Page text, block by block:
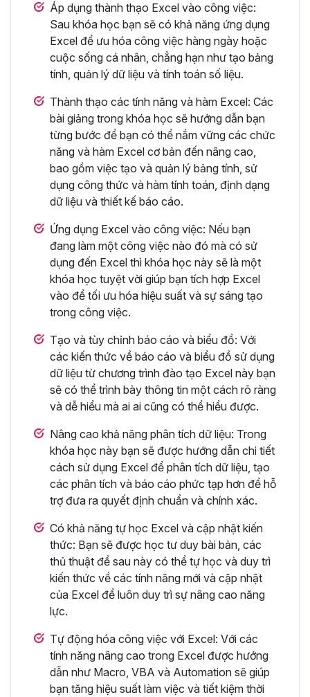
Áp dụng thành thạo Excel vào công việc:
Sau khóa học bạn sẽ có khả năng ứng dụng
Excel để ưu hóa công việc hàng ngày hoặc
cuộc sống cá nhân, chẳng hạn như tạo bảng
tính, quản lý dữ liệu và tính toán số liệu.
Thành thạo các tính năng và hàm Excel: Các
bài giảng trong khóa học sẽ hướng dẫn bạn
từng bước để bạn có thể nắm vững các chức
năng và hàm Excel cơ bản đến nâng cao,
bao gồm việc tạo và quản lý bảng tính, sử
dụng công thức và hàm tính toán, định dạng
dữ liệu và thiết kế báo cáo.
Ứng dụng Excel vào công việc: Nếu bạn
đang làm một công việc nào đó mà có sử
dụng đến Excel thì khóa học này sẽ là một
khóa học tuyệt vời giúp bạn tích hợp Excel
vào để tối ưu hóa hiệu suất và sự sáng tạo
trong công việc.
Tạo và tùy chỉnh báo cáo và biểu đồ: Với
các kiến thức về báo cáo và biểu đồ sử dụng
dữ liệu từ chương trình đào tạo Excel này bạn
sẽ có thể trình bày thông tin một cách rõ ràng
và dễ hiểu mà ai ai cũng có thể hiểu được.
Nâng cao khả năng phân tích dữ liệu: Trong
khóa học này bạn sẽ được hướng dẫn chi tiết
cách sử dụng Excel để phân tích dữ liệu, tạo
các phân tích và báo cáo phức tạp hơn để hỗ
trợ đưa ra quyết định chuẩn và chính xác.
Có khả năng tự học Excel và cập nhật kiến
thức: Bạn sẽ được học tư duy bài bản, các
thủ thuật để sau này có thể tự học và duy trì
kiến thức về các tính năng mới và cập nhật
của Excel để luôn duy trì sự nâng cao năng
lực.
Tự động hóa công việc với Excel: Với các
tính năng nâng cao trong Excel được hướng
dẫn như Macro, VBA và Automation sẽ giúp
bạn tăng hiệu suất làm việc và tiết kiệm thời